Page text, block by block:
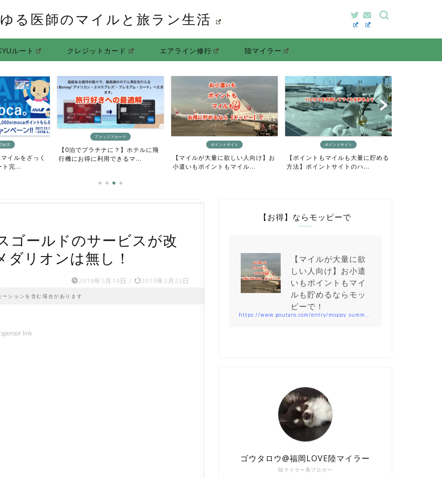
ゆる医師のマイルと旅ラン生活
ルート クレジットカード エアライン修行 陸マイラー
め方
イルをざっく
ト完...
アメックスカード
【0泊でプラチナに？】ホテルに飛
行機にお得に利用できるマ...
ポイントサイト
【マイルが大量に欲しい人向け】お
小遣いもポイントもマイル...
ポイントサイト
【ポイントもマイルも大量に貯める
方法】ポイントサイトのハ...
ゴールドのサービスが改
ダリオンは無し！
2018年5月14日 / 2019年3月23日
ションを含む場合があります
sponsor link
【お得】ならモッピーで
【マイルが大量に欲
しい人向け】お小遣
いもポイントもマイ
ルも貯めるならモッ
ピーで！
https://www.goutaro.com/entry/moppy_summary201912
陸マイラー系ブロガー
ゴウタロウ@福岡LOVE陸マイラー